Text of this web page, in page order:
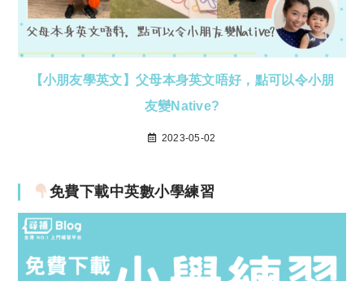
【小朋友學英文】父母本身英文唔好，點可以令小朋
友變Native?
2023-05-02
免費下載中英數小學練習